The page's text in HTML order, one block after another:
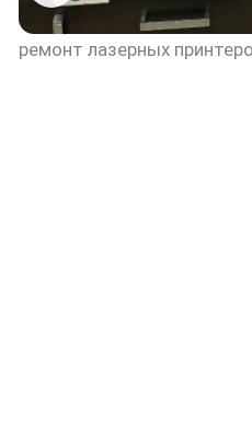
ремонт лазерных